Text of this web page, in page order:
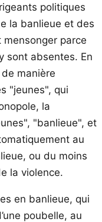
politiques
la banlieue et des
parce
sont absentes. En
manière
"jeunes", qui
la
"banlieue", et
au
ou du moins
la violence.
en banlieue, qui
poubelle, au